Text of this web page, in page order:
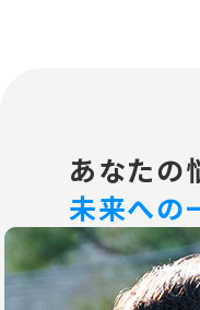
あなたの
未来への